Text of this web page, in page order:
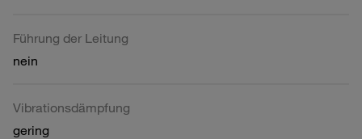
Führung der Leitung
nein
Vibrationsdämpfung
gering